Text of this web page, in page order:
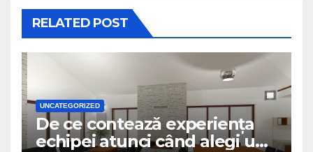
RELATED POST
UNCATEGORIZED
De ce contează experiența
echipei atunci când alegi un